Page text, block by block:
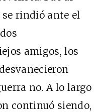
se rindió ante el
amigos, los
no. A lo largo
continuó siendo,